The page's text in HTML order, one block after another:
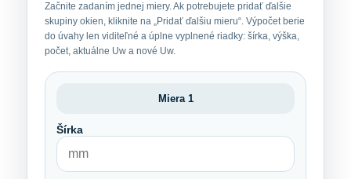
Začnite zadaním jednej miery. Ak potrebujete pridať ďalšie
skupiny okien, kliknite na „Pridať ďalšiu mieru“. Výpočet berie
do úvahy len viditeľné a úplne vyplnené riadky: šírka, výška,
počet, aktuálne Uw a nové Uw.
Miera 1
Šírka